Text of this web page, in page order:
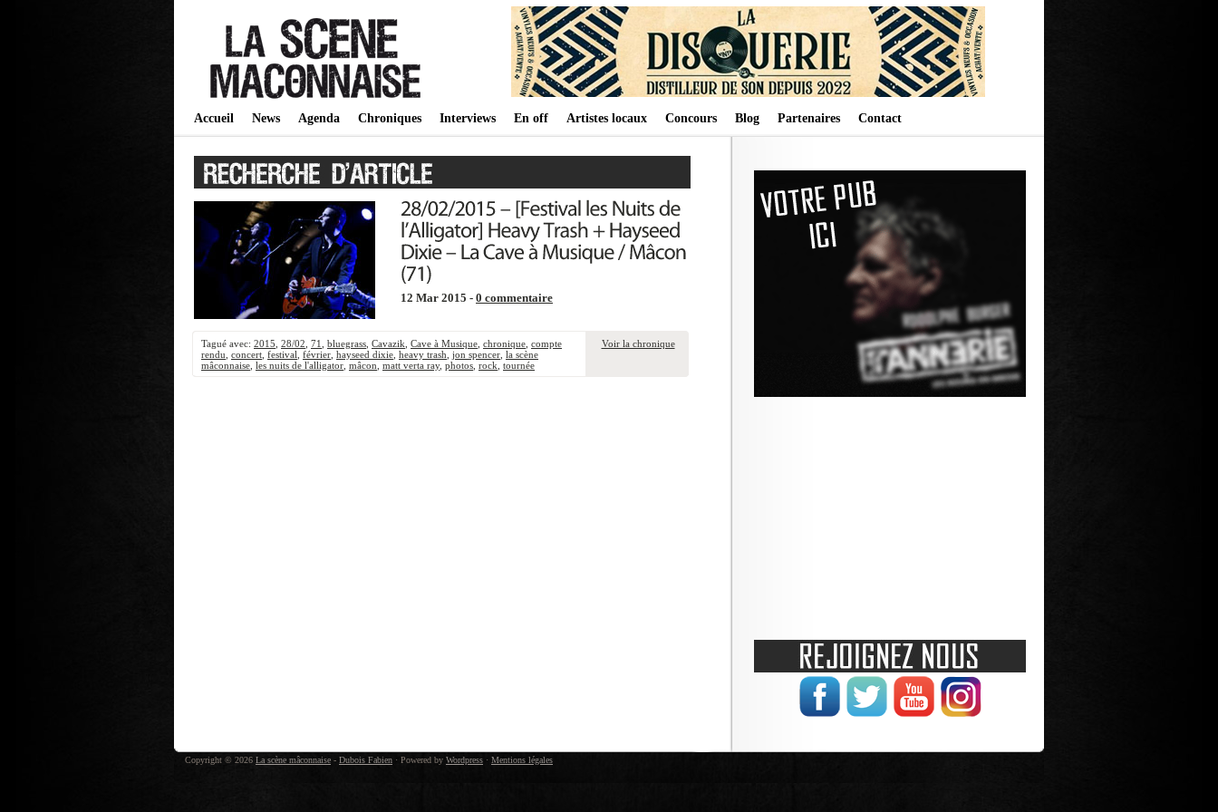
Accueil News Agenda Chroniques Interviews En off Artistes locaux Concours Blog Partenaires Contact
12 Mar 2015 - 0 commentaire
Tagué avec: 2015 28/02 71 bluegrass Cavazik Cave à Musique chronique compte
rendu concert festival février hayseed dixie heavy trash jon spencer la scène
mâconnaise les nuits de l'alligator mâcon matt verta ray, photos rock tournée
Voir la chronique
Copyright © 2026 La scène mâconnaise - Dubois Fabien · Powered by Wordpress · Mentions légales